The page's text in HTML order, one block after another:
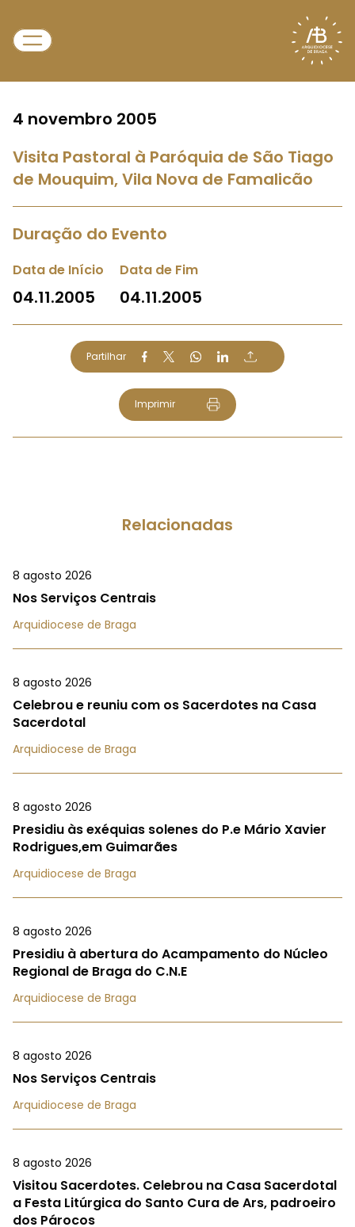
4 novembro 2005
Visita Pastoral à Paróquia de São Tiago
de Mouquim, Vila Nova de Famalicão
Duração do Evento
Data de Início
04.11.2005
Data de Fim
04.11.2005
Partilhar
Imprimir
Relacionadas
8 agosto 2026
Nos Serviços Centrais
Arquidiocese de Braga
8 agosto 2026
Celebrou e reuniu com os Sacerdotes na Casa
Sacerdotal
Arquidiocese de Braga
8 agosto 2026
Presidiu às exéquias solenes do P.e Mário Xavier
Rodrigues,em Guimarães
Arquidiocese de Braga
8 agosto 2026
Presidiu à abertura do Acampamento do Núcleo
Regional de Braga do C.N.E
Arquidiocese de Braga
8 agosto 2026
Nos Serviços Centrais
Arquidiocese de Braga
8 agosto 2026
Visitou Sacerdotes. Celebrou na Casa Sacerdotal
a Festa Litúrgica do Santo Cura de Ars, padroeiro
dos Párocos